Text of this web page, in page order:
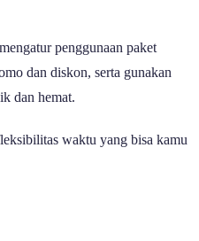
penggunaan paket
dan diskon, serta gunakan
dan hemat.
waktu yang bisa kamu